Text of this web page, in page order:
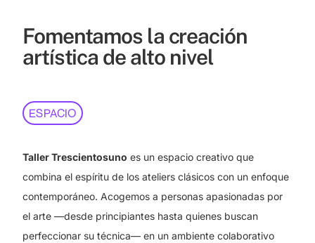
Fomentamos la creación
artística de alto nivel
ESPACIO
Taller Trescientosuno es un espacio creativo que
combina el espíritu de los ateliers clásicos con un enfoque
contemporáneo. Acogemos a personas apasionadas por
el arte —desde principiantes hasta quienes buscan
perfeccionar su técnica— en un ambiente colaborativo